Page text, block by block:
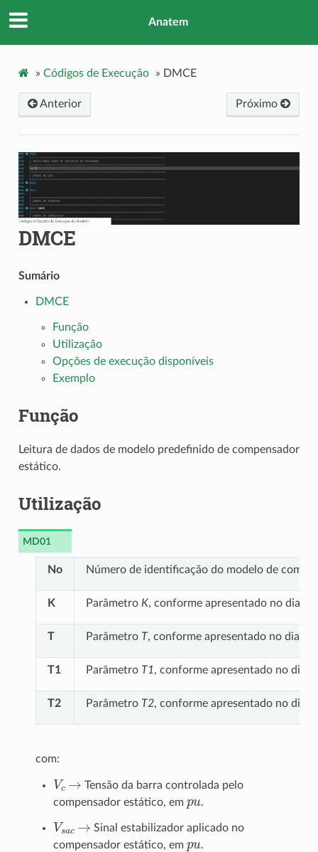
Anatem
» Códigos de Execução » DMCE
Próximo
Anterior
DMCE
Sumário
DMCE
Função
Utilização
Opções de execução disponíveis
Exemplo
Função
Leitura de dados de modelo predefinido de compensador
estático.
Utilização
MD01
No Número de identificação do modelo de
K Parâmetro K, conforme apresentado no
T Parâmetro T, conforme apresentado no
T1 Parâmetro T1, conforme apresentado no
T2 Parâmetro T2, conforme apresentado no
com:
Vc → Tensão da barra controlada pelo
compensador estático, em
.
Vs → Sinal estabilizador aplicado no
compensador estático, em
.